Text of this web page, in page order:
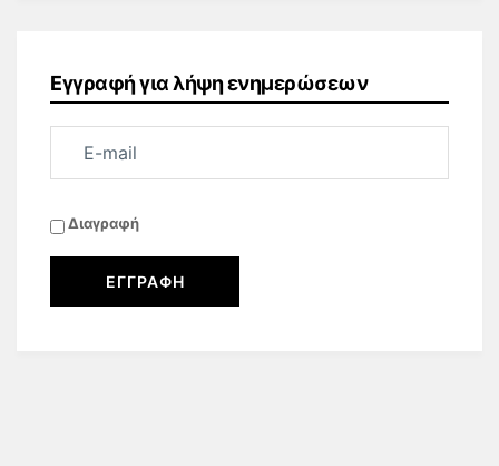
Εγγραφή για λήψη ενημερώσεων
Διαγραφή